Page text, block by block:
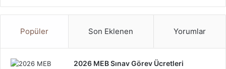
Popüler Son Eklenen Yorumlar
2026 MEB Sınav Görev Ücretleri